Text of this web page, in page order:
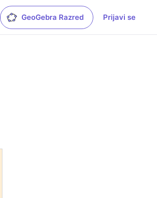
GeoGebra Razred Prijavi se